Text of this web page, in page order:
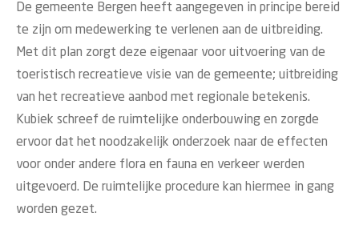
De gemeente Bergen heeft aangegeven in principe bereid
te zijn om medewerking te verlenen aan de uitbreiding.
Met dit plan zorgt deze eigenaar voor uitvoering van de
toeristisch recreatieve visie van de gemeente; uitbreiding
van het recreatieve aanbod met regionale betekenis.
Kubiek schreef de ruimtelijke onderbouwing en zorgde
ervoor dat het noodzakelijk onderzoek naar de effecten
voor onder andere flora en fauna en verkeer werden
uitgevoerd. De ruimtelijke procedure kan hiermee in gang
worden gezet.